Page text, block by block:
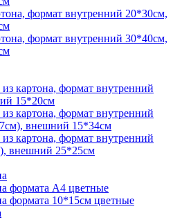
формат внутренний 20*30см,
формат внутренний 30*40см,
картона, формат внутренний
15*20см
картона, формат внутренний
внешний 15*34см
картона, формат внутренний
внешний 25*25см
формата А4 цветные
формата 10*15см цветные